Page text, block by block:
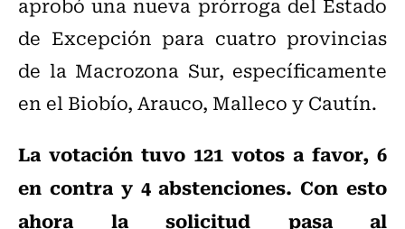
de Excepción para cuatro provincias
de la Macrozona Sur, específicamente
en el Biobío, Arauco, Malleco y Cautín.
La votación tuvo 121 votos a favor, 6
en contra y 4 abstenciones. Con esto
ahora la solicitud pasa al